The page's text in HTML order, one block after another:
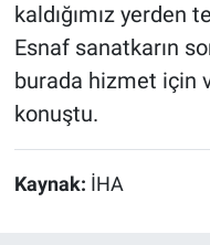
kaldığımız yerden
Esnaf sanatkarın
burada hizmet için
konuştu.
Kaynak: İHA